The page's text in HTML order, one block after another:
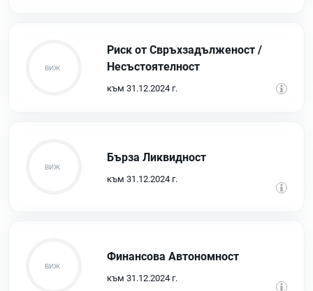
Риск от Свръхзадълженост /
Несъстоятелност
към 31.12.2024 г.
Бърза Ликвидност
към 31.12.2024 г.
Финансова Автономност
към 31.12.2024 г.